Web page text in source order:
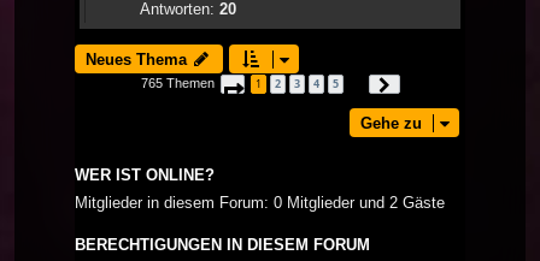
Antworten: 20
Neues Thema
765 Themen Seite 1von 26
1 2 3 4 5
Gehe zu
WER IST ONLINE?
Mitglieder in diesem Forum: 0 Mitglieder und 2 Gäste
BERECHTIGUNGEN IN DIESEM FORUM